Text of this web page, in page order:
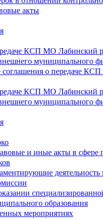
акты
КСП МО Лабинский
муниципального
о передаче
КСП МО Лабинский
муниципального
и иные акты в сфере
деятельность
образования
мероприятиях